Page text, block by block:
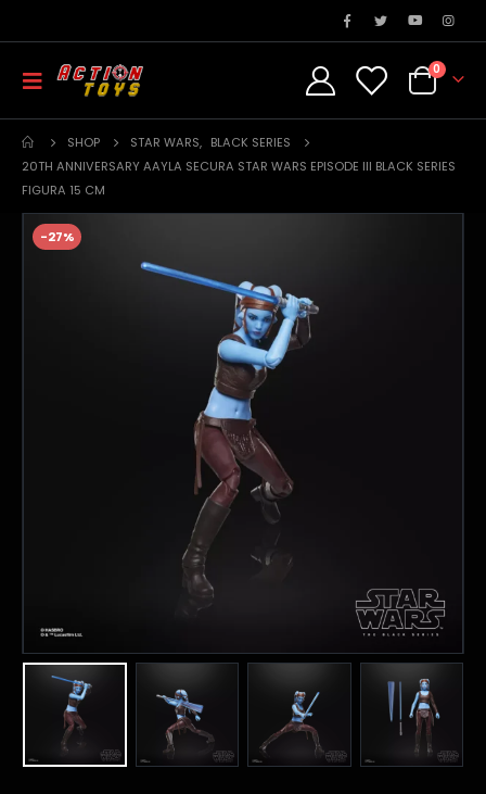
0
SHOP STAR WARS, BLACK SERIES
20TH ANNIVERSARY AAYLA SECURA STAR WARS EPISODE III BLACK SERIES
FIGURA 15 CM
-27%